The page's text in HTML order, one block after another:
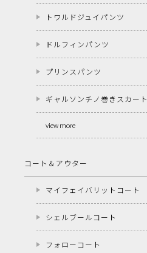
トワルドジュイパンツ
ドルフィンパンツ
プリンスパンツ
ギャルソンチノ巻きスカート
view more
コート＆アウター
マイフェイバリットコート
シェルブールコート
フォローコート